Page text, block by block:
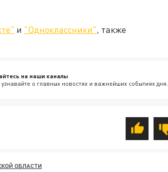
и "Одноклассники", также
на наши каналы
о главных новостях и важнейших событиях дня.
ОБЛАСТИ